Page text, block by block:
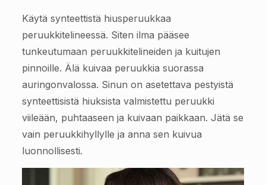
Käytä synteettistä hiusperuukkaa
peruukkitelineessä. Siten ilma pääsee
tunkeutumaan peruukkitelineiden ja kuitujen
pinnoille. Älä kuivaa peruukkia suorassa
auringonvalossa. Sinun on asetettava pestyistä
synteettisistä hiuksista valmistettu peruukki
viileään, puhtaaseen ja kuivaan paikkaan. Jätä se
vain peruukkihyllylle ja anna sen kuivua
luonnollisesti.